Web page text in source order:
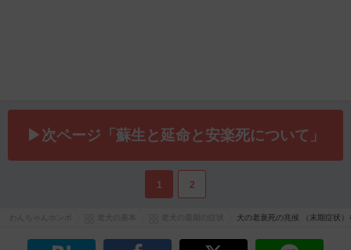
▶次ページ「蘇生と延命と安楽死について」
1 2
犬の老衰死の兆候 （末期症状